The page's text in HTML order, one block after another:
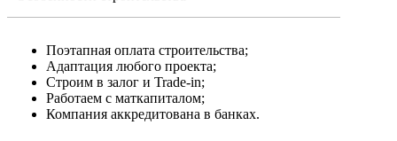
Поэтапная оплата строительства;
Адаптация любого проекта;
Строим в залог и Trade-in;
Работаем с маткапиталом;
Компания аккредитована в банках.